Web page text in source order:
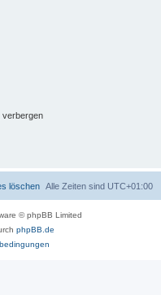
verbergen
Alle Zeiten sind UTC+01:00
löschen
© phpBB Limited
phpBB.de